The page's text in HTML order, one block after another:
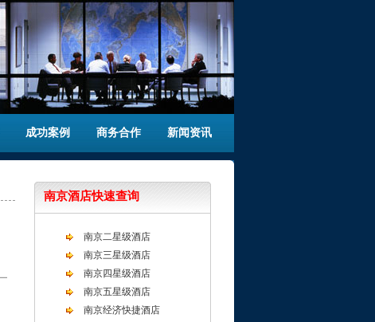
成功案例 商务合作 新闻资讯
南京酒店快速查询
南京二星级酒店
南京三星级酒店
南京四星级酒店
南京五星级酒店
南京经济快捷酒店